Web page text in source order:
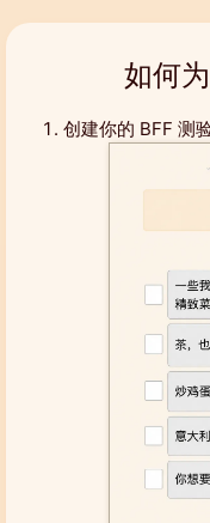
如何
创建你的 BFF 测